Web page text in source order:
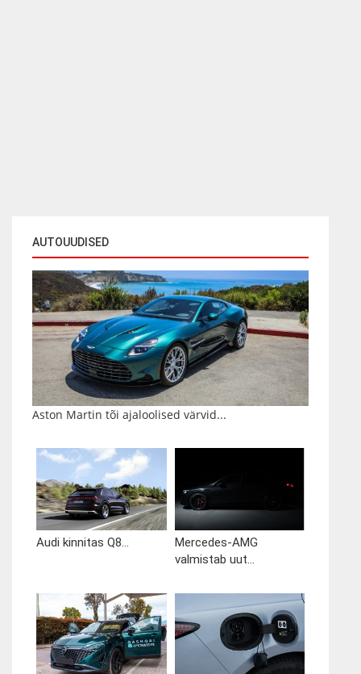
AUTOUUDISED
Aston Martin tõi ajaloolised värvid...
Audi kinnitas Q8...
Mercedes-AMG
valmistab uut...